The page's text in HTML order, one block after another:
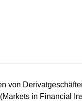
von
in Financial